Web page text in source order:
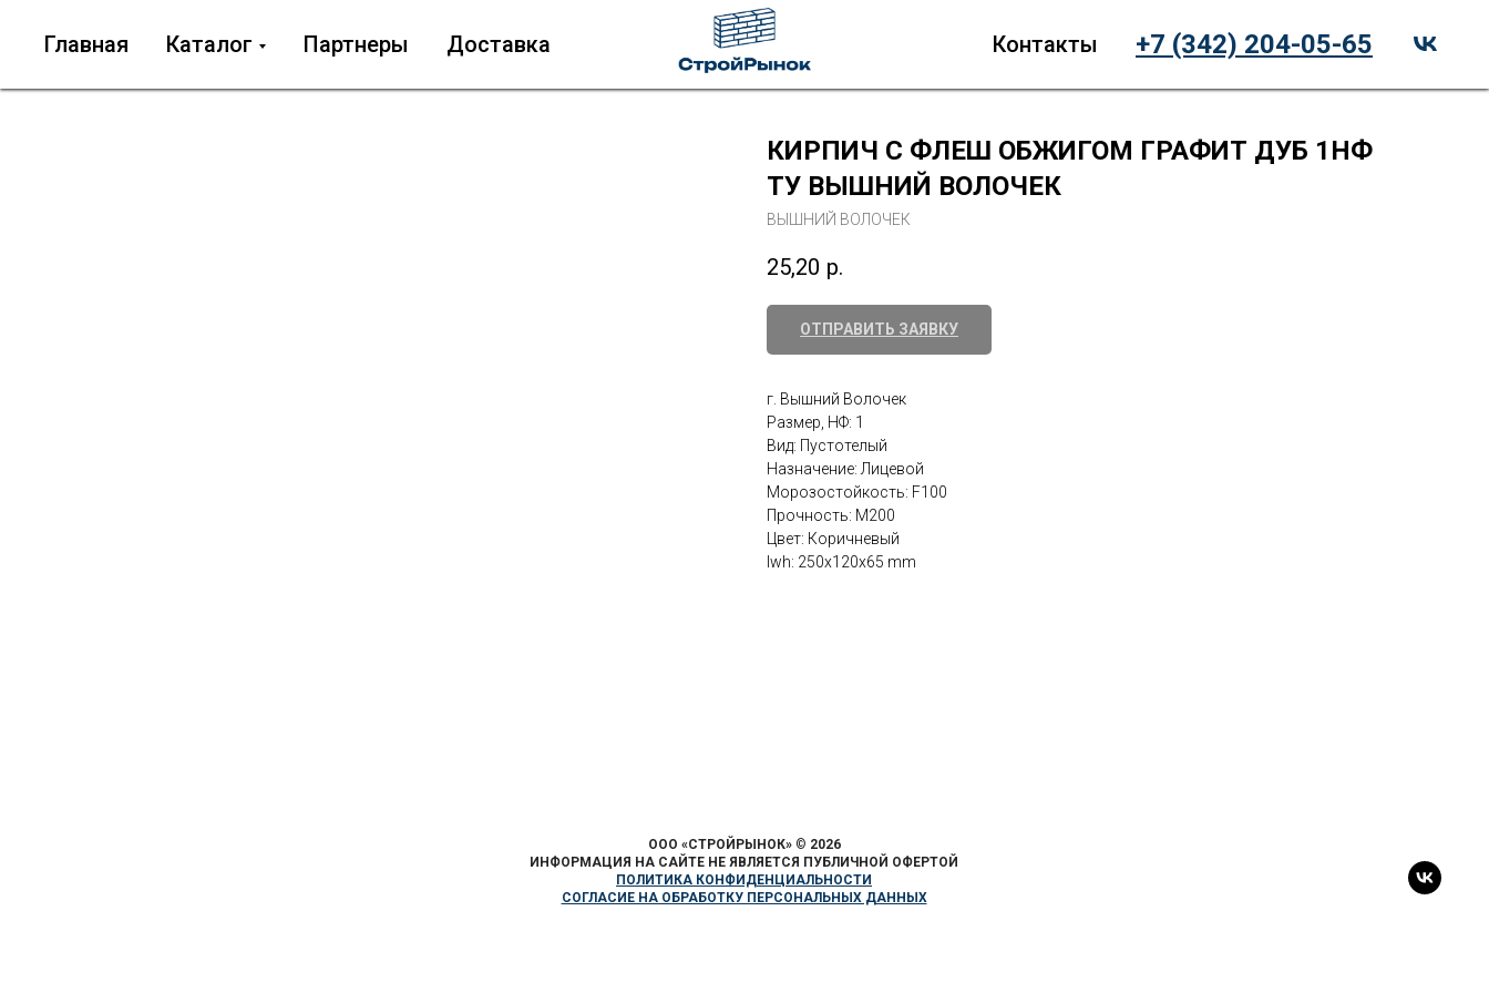
Главная Каталог Партнеры Доставка Контакты +7 (342) 204-05-65
КИРПИЧ С ФЛЕШ ОБЖИГОМ ГРАФИТ ДУБ 1НФ
ТУ ВЫШНИЙ ВОЛОЧЕК
ВЫШНИЙ ВОЛОЧЕК
25,20 р.
ОТПРАВИТЬ ЗАЯВКУ
г. Вышний Волочек
Размер, НФ: 1
Вид: Пустотелый
Назначение: Лицевой
Морозостойкость: F100
Прочность: М200
Цвет: Коричневый
lwh: 250x120x65 mm
ООО «СТРОЙРЫНОК» © 2026
ИНФОРМАЦИЯ НА САЙТЕ НЕ ЯВЛЯЕТСЯ ПУБЛИЧНОЙ ОФЕРТОЙ
ПОЛИТИКА КОНФИДЕНЦИАЛЬНОСТИ
СОГЛАСИЕ НА ОБРАБОТКУ ПЕРСОНАЛЬНЫХ ДАННЫХ